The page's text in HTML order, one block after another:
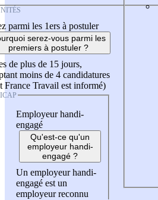
parmi les 1ers à postuler
serez-vous parmi les
premiers à postuler ?
de plus de 15 jours,
moins de 4 candidatures
France Travail est informé)
Employeur handi-
engagé
Qu'est-ce qu'un
employeur handi-
engagé ?
Un employeur handi-
engagé est un
employeur reconnu